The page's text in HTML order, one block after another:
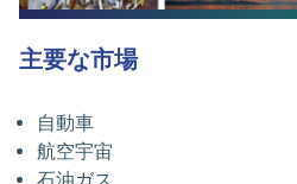
主要な市場
自動車
航空宇宙